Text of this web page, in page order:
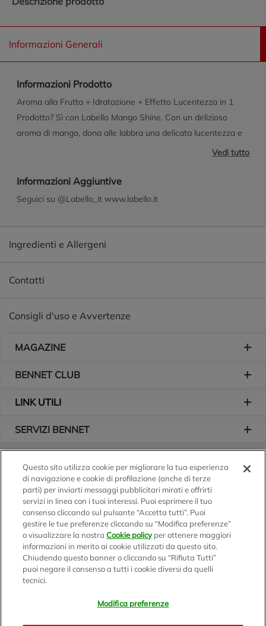
Informazioni Generali
Informazioni Prodotto
Aroma alla Frutta + Idratazione + Effetto Lucentezza in 1
Prodotto? Sì con Labello Mango Shine. Con un delizioso
aroma di mango, dona alle labbra una delicata lucentezza e
le protegge da freddo, vento e clima secco. 24 ore di
dermatologicamente approvata. Formula vegana* Con burro
di karité da coltivazioni etiche** *Senza ingredienti di origine
dell'Africa Occidentale Senza oli minerali Ci impegniamo per
un mondo senza test sugli animali*** Packaging in carta
Vedi tutto
Informazioni Aggiuntive
Seguici su @Labello_it www.labello.it
Ingredienti e Allergeni
Contatti
Consigli d'uso e Avvertenze
MAGAZINE
BENNET CLUB
LINK UTILI
SERVIZI BENNET
Logo Bennet
Seguici sui nostri canali
Scarica l'app
Questo sito utilizza cookie per migliorare la tua esperienza
di navigazione e cookie di profilazione (anche di terze
parti) per inviarti messaggi pubblicitari mirati e offrirti
servizi in linea con i tuoi interessi. Puoi esprimere il tuo
consenso cliccando sul pulsante “Accetta tutti”. Puoi
gestire le tue preferenze cliccando su “Modifica preferenze”
o visualizzare la nostraCookie policyper ottenere maggiori
informazioni in merito ai cookie utilizzati da questo sito.
Chiudendo questo banner o cliccando su “Rifiuta Tutti”
puoi negare il consenso a tutti i cookie diversi da quelli
tecnici.
Modifica preferenze